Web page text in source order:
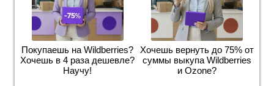
Покупаешь на Wildberries?
Хочешь в 4 раза дешевле?
Научу!
Хочешь вернуть до 75% от
суммы выкупа Wildberries
и Ozone?
задания А28–А30, В1–В7. В этом фрагменте
рассматриваются языковые особенности т...
Вводные слова
Виды обстоятельств